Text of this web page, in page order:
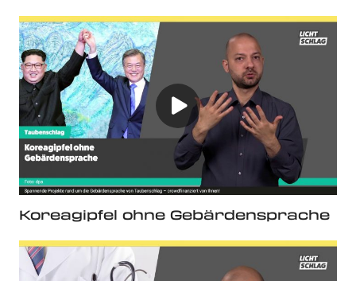
Koreagipfel ohne Gebärdensprache